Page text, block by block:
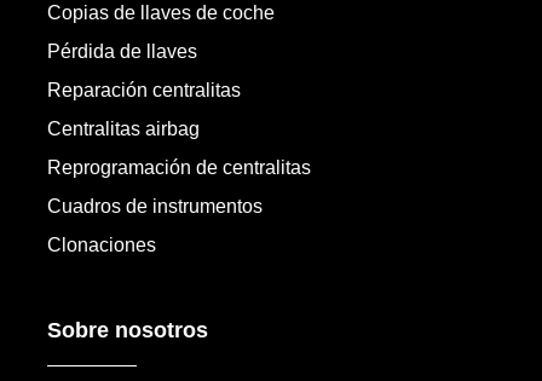
Copias de llaves de coche
Pérdida de llaves
Reparación centralitas
Centralitas airbag
Reprogramación de centralitas
Cuadros de instrumentos
Clonaciones
Sobre nosotros